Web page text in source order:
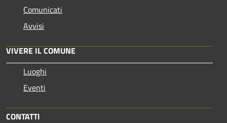
Comunicati
Avvisi
VIVERE IL COMUNE
Luoghi
Eventi
CONTATTI